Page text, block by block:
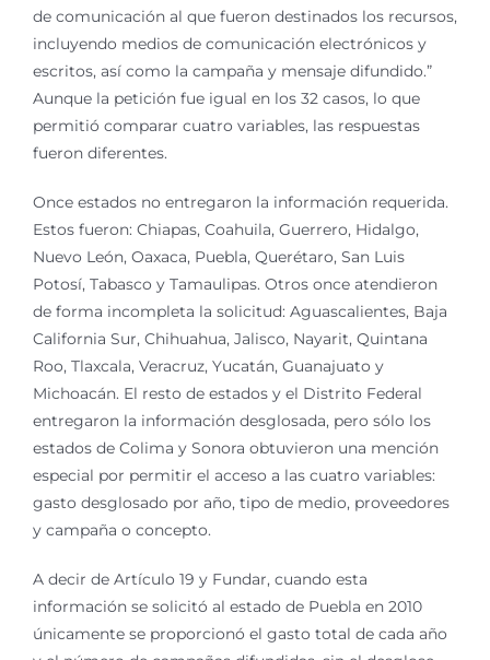
de comunicación al que fueron destinados los recursos,
incluyendo medios de comunicación electrónicos y
escritos, así como la campaña y mensaje difundido.”
Aunque la petición fue igual en los 32 casos, lo que
permitió comparar cuatro variables, las respuestas
fueron diferentes.
Once estados no entregaron la información requerida.
Estos fueron: Chiapas, Coahuila, Guerrero, Hidalgo,
Nuevo León, Oaxaca, Puebla, Querétaro, San Luis
Potosí, Tabasco y Tamaulipas. Otros once atendieron
de forma incompleta la solicitud: Aguascalientes, Baja
California Sur, Chihuahua, Jalisco, Nayarit, Quintana
Roo, Tlaxcala, Veracruz, Yucatán, Guanajuato y
Michoacán. El resto de estados y el Distrito Federal
entregaron la información desglosada, pero sólo los
estados de Colima y Sonora obtuvieron una mención
especial por permitir el acceso a las cuatro variables:
gasto desglosado por año, tipo de medio, proveedores
y campaña o concepto.
A decir de Artículo 19 y Fundar, cuando esta
información se solicitó al estado de Puebla en 2010
únicamente se proporcionó el gasto total de cada año